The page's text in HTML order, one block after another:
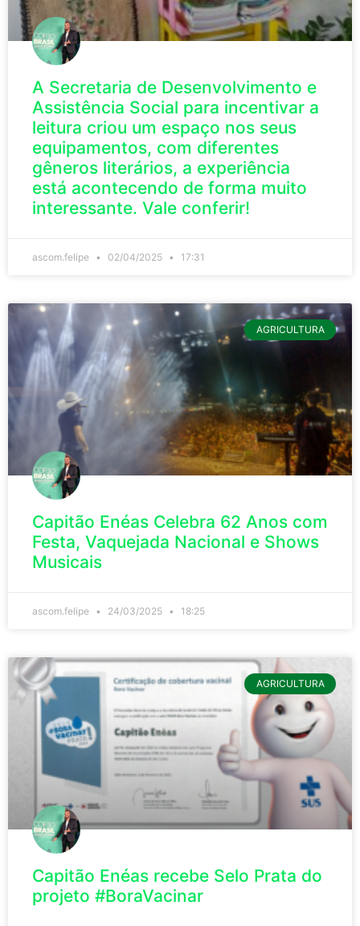
A Secretaria de Desenvolvimento e
Assistência Social para incentivar a
leitura criou um espaço nos seus
equipamentos, com diferentes
gêneros literários, a experiência
está acontecendo de forma muito
interessante. Vale conferir!
ascom.felipe 02/04/2025 17:31
AGRICULTURA
Capitão Enéas Celebra 62 Anos com
Festa, Vaquejada Nacional e Shows
Musicais
ascom.felipe 24/03/2025 18:25
AGRICULTURA
Capitão Enéas recebe Selo Prata do
projeto #BoraVacinar